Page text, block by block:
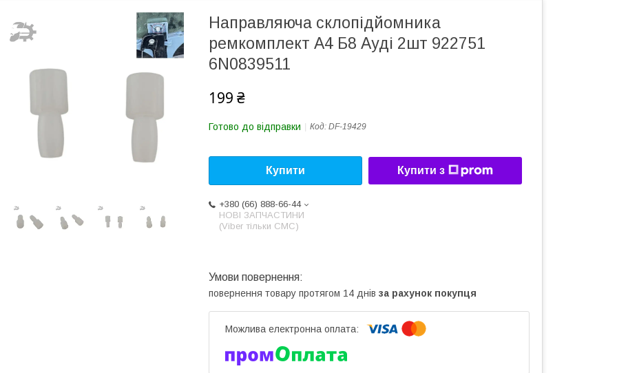
Направляюча склопідйомника
ремкомплект А4 Б8 Ауді 2шт 922751
6N0839511
199 ₴
Готово до відправки Код: DF-19429
Купити Купити з
+380 (66) 888-66-44
НОВІ ЗАПЧАСТИНИ
(Viber тільки СМС)
повернення товару протягом 14 днів за рахунок покупця